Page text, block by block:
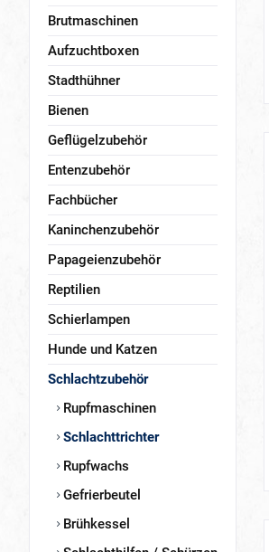
Brutmaschinen
Aufzuchtboxen
Stadthühner
Bienen
Geflügelzubehör
Entenzubehör
Fachbücher
Kaninchenzubehör
Papageienzubehör
Reptilien
Schierlampen
Hunde und Katzen
Schlachtzubehör
Rupfmaschinen
Schlachttrichter
Rupfwachs
Gefrierbeutel
Brühkessel